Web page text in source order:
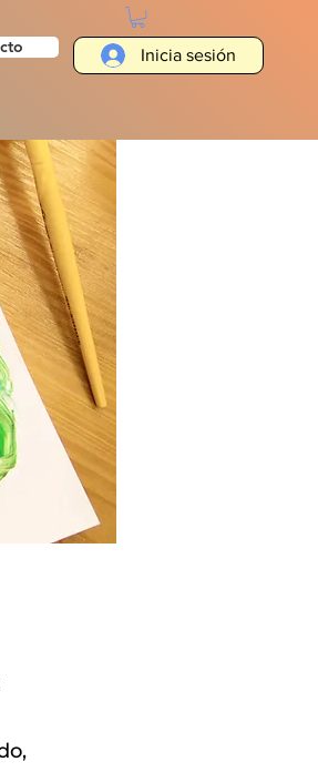
Inicia sesión